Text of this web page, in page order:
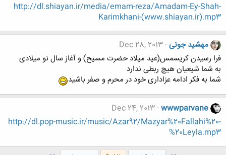
http://dl.shiayan.ir/media/emam-reza/Amadam-Ey-Shah-
Karimkhani-(www.shiayan.ir).mp3
مهشید جونی Dec 28, 2013
فرا رسیدن کریسمس(عید میلاد حضرت مسیح) و آغاز سال نو میلادی
به شما شیعیان هیچ ربطی ندارد
شما به فکر ادامه عزاداری خود در محرم و صفر باشید
wwwparvane
Dec 24, 2013
http://dl.pop-music.ir/music/Azar92/Mazyar%20Fallahi%20-
%20Leyla.mp3